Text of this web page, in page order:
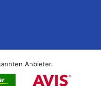
Anbieter.